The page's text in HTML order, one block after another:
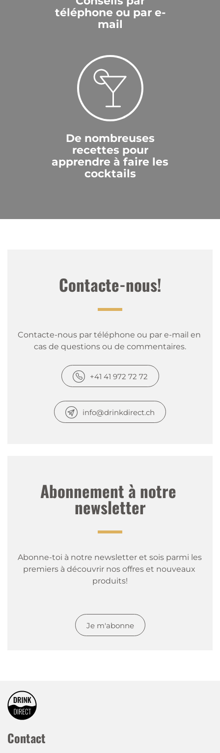
téléphone ou par e-
mail
De nombreuses
recettes pour
apprendre à faire les
cocktails
Contacte-nous!
Contacte-nous par téléphone ou par e-mail en
cas de questions ou de commentaires.
+41 41 972 72 72
info@drinkdirect.ch
Abonnement à notre
newsletter
Abonne-toi à notre newsletter et sois parmi les
premiers à découvrir nos offres et nouveaux
produits!
Je m'abonne
Contact